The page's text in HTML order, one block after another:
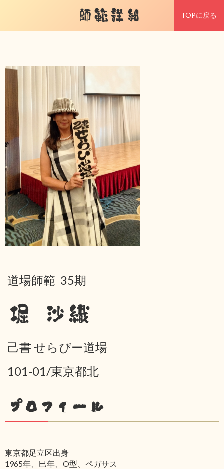
師範詳細 TOPに戻る
道場師範 35期
堀 沙織
己書 せらぴー道場
101-01/東京都北
プロフィール
東京都足立区出身
1965年、巳年、O型、ペガサス